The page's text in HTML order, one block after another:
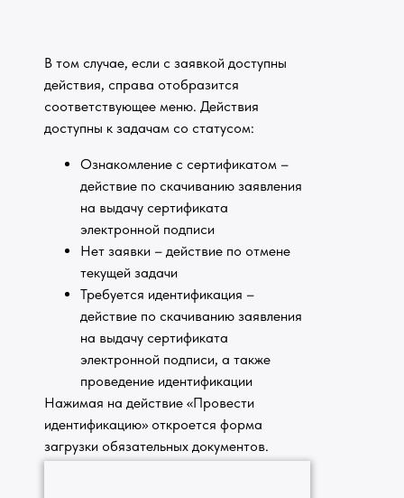
В том случае, если с заявкой доступны
действия, справа отобразится
соответствующее меню. Действия
доступны к задачам со статусом:
Ознакомление с сертификатом –
действие по скачиванию заявления
на выдачу сертификата
электронной подписи
Нет заявки – действие по отмене
текущей задачи
Требуется идентификация –
действие по скачиванию заявления
на выдачу сертификата
электронной подписи, а также
проведение идентификации
Нажимая на действие «Провести
идентификацию» откроется форма
загрузки обязательных документов.